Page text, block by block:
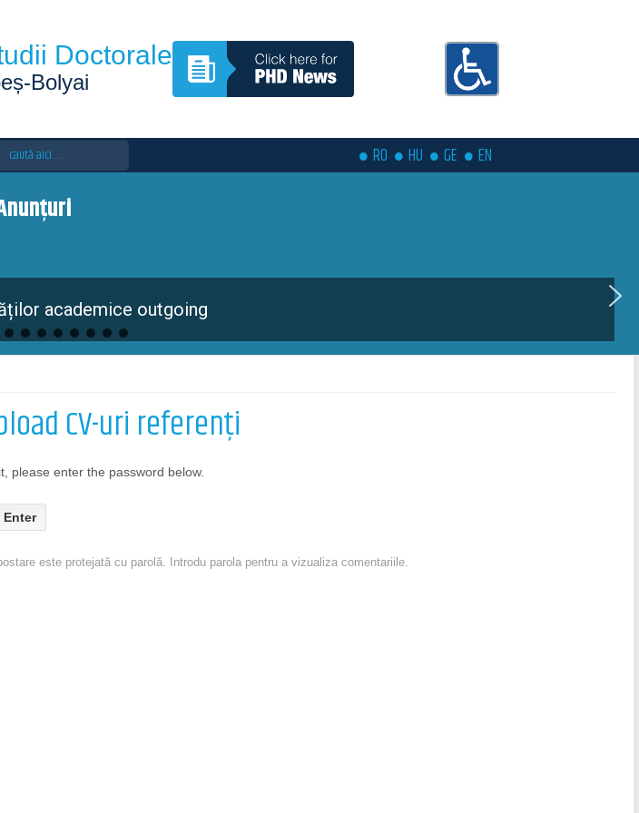
Doctorale
Bolyai
RO HU GE EN
academice outgoing
CV-uri referenți
please enter the password below.
este protejată cu parolă. Introdu parola pentru a vizualiza comentariile.